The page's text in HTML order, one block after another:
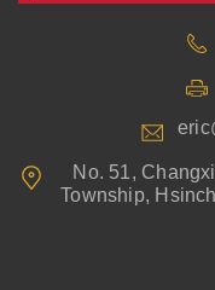
No. 51,
Township,